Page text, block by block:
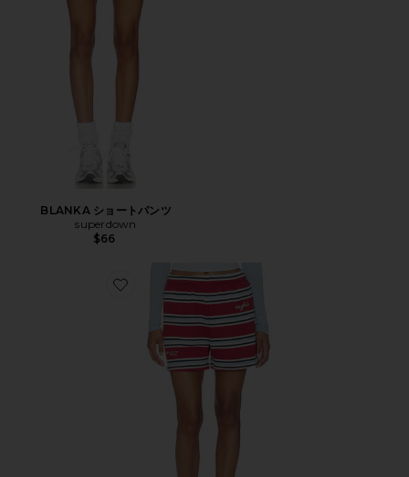
BLANKA ショートパンツ
superdown
$66
Favorite SHORT ショートパンツ